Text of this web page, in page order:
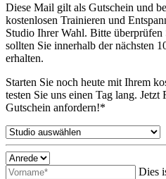
Diese Mail gilt als Gutschein und
kostenlosen Trainieren und
Studio Ihrer Wahl. Bitte überprüfen
sollten Sie innerhalb der nächsten
erhalten.
Starten Sie noch heute mit Ihrem
testen Sie uns einen Tag lang.
Gutschein anfordern!*
Dies